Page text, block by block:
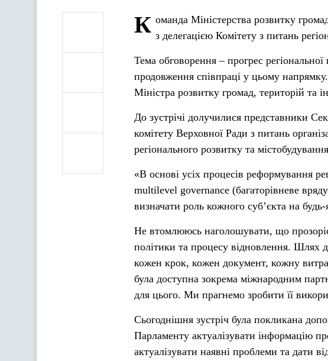
К оманда Міністерства розвитку
з делегацією Комітету з питань
Тема обговорення – прогрес
продовження співпраці у цьому
Міністра розвитку громад, територій та
До зустрічі долучилися представники
комітету Верховної Ради з питань
регіонального розвитку та
«В основі усіх процесів реформування
multilevel governance (багаторівневе
визначати роль кожного суб’єкта на будь-
Не втомлююсь наголошувати, що
політики та процесу відновлення. Шлях
кожен крок, кожен документ, кожну
була доступна зокрема міжнародним
для цього. Ми прагнемо зробити її
Сьогоднішня зустріч була покликана
Парламенту актуалізувати інформацію
актуалізувати наявні проблеми та дати